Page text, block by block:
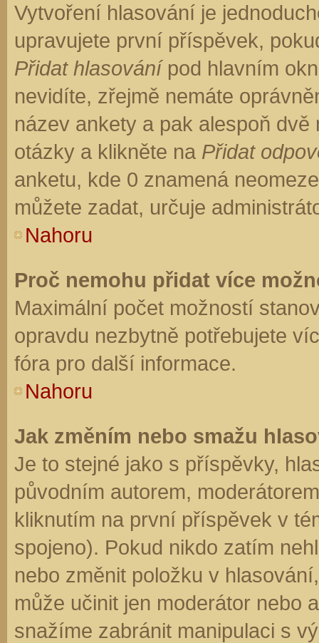
Vytvoření hlasování je
upravujete první příspěvek,
Přidat hlasovánípod hlavním
nevidíte, zřejmě nemáte
název ankety a pak alespoň
otázky a klikněte na Přidat
anketu, kde 0 znamená
můžete zadat, určuje
Nahoru
Proč nemohu přidat více
Maximální počet možností
opravdu nezbytně potřebujete
fóra pro další informace.
Nahoru
Jak změním nebo smažu
Je to stejné jako s příspěvky,
původním autorem,
kliknutím na první příspěvek v
spojeno). Pokud nikdo zatím
nebo změnit položku v
může učinit jen moderátor nebo
snažíme zabránit manipulaci s